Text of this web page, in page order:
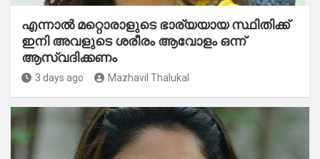
എന്നാൽ മറ്റൊരാളുടെ ഭാര്യയായ സ്ഥിതിക്ക്
ഇനി അവളുടെ ശരീരം ആവോളം ഒന്ന്
ആസ്വദിക്കണം
3 days ago Mazhavil Thalukal